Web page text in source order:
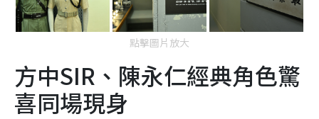
點擊圖片放大
方中SIR、陳永仁經典角色驚
喜同場現身